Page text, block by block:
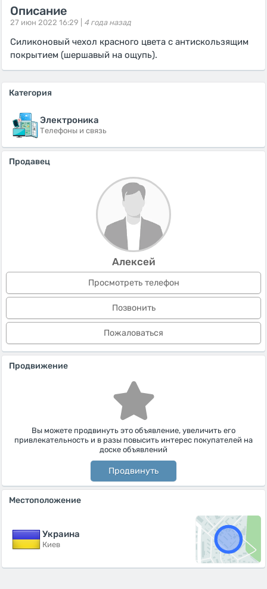
Описание
27 июн 2022 16:29 | 4 года назад
Силиконовый чехол красного цвета с антискользящим
покрытием (шершавый на ощупь).
Категория
Электроника
Телефоны и связь
Продавец
Алексей
Просмотреть телефон
Позвонить
Пожаловаться
Продвижение
Вы можете продвинуть это объявление, увеличить его
привлекательность и в разы повысить интерес покупателей на
доске объявлений
Продвинуть
Местоположение
Украина
Киев